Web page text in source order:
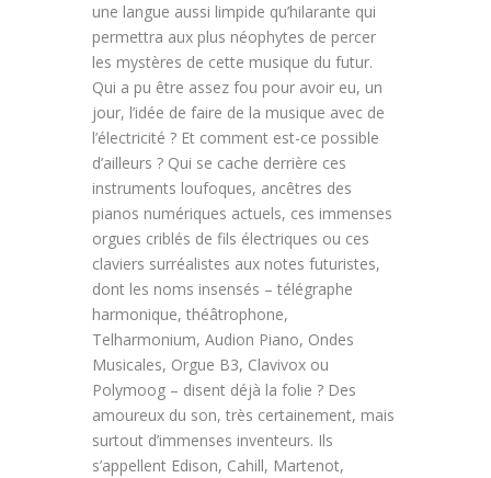
une langue aussi limpide qu’hilarante qui
permettra aux plus néophytes de percer
les mystères de cette musique du futur.
Qui a pu être assez fou pour avoir eu, un
jour, l’idée de faire de la musique avec de
l’électricité ? Et comment est-ce possible
d’ailleurs ? Qui se cache derrière ces
instruments loufoques, ancêtres des
pianos numériques actuels, ces immenses
orgues criblés de fils électriques ou ces
claviers surréalistes aux notes futuristes,
dont les noms insensés – télégraphe
harmonique, théâtrophone,
Telharmonium, Audion Piano, Ondes
Musicales, Orgue B3, Clavivox ou
Polymoog – disent déjà la folie ? Des
amoureux du son, très certainement, mais
surtout d’immenses inventeurs. Ils
s’appellent Edison, Cahill, Martenot,